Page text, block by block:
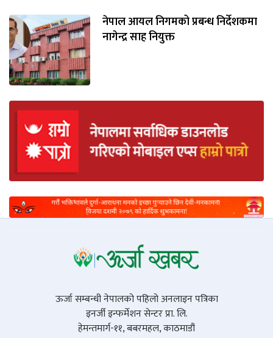
नेपाल आयल निगमको प्रबन्ध निर्देशकमा
नागेन्द्र साह नियुक्त
ऊर्जा सम्बन्धी नेपालको पहिलो अनलाइन पत्रिका
इनर्जी इन्फर्मेशन सेन्टर प्रा. लि.
हेमन्तमार्ग-११, बबरमहल, काठमाडौं